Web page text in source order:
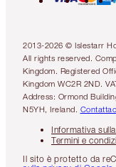
2013-2026 © Islestarr
All rights reserved.
Kingdom. Registered
Kingdom WC2R 2ND.
Address: Ormond
N5YH, Ireland.
Informativa
Termini e
Il sito è protetto da